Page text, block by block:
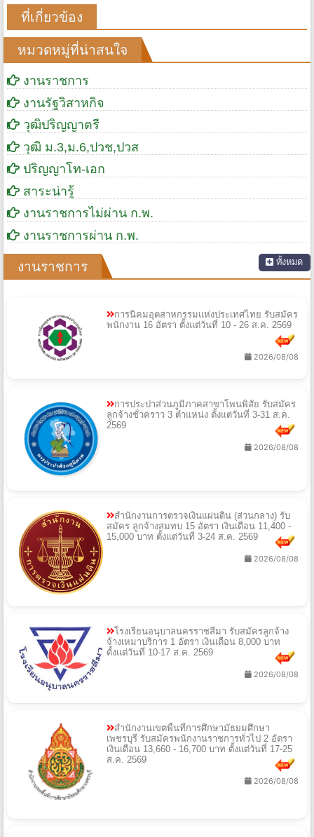
ที่เกี่ยวข้อง
หมวดหมู่ที่น่าสนใจ
งานราชการ
งานรัฐวิสาหกิจ
วุฒิปริญญาตรี
วุฒิ ม.3,ม.6,ปวช,ปวส
ปริญญาโท-เอก
สาระน่ารู้
งานราชการไม่ผ่าน ก.พ.
งานราชการผ่าน ก.พ.
งานราชการ ทั้งหมด
การนิคมอุตสาหกรรมแห่งประเทศไทย รับสมัคร
พนักงาน 16 อัตรา ตั้งแต่วันที่ 10 - 26 ส.ค. 2569
2026/08/08
การประปาส่วนภูมิภาคสาขาโพนพิสัย รับสมัคร
ลูกจ้างชั่วคราว 3 ตำแหน่ง ตั้งแต่วันที่ 3-31 ส.ค.
2569
2026/08/08
สำนักงานการตรวจเงินแผ่นดิน (ส่วนกลาง) รับ
สมัคร ลูกจ้างสมทบ 15 อัตรา เงินเดือน 11,400 -
15,000 บาท ตั้งแต่วันที่ 3-24 ส.ค. 2569
2026/08/08
โรงเรียนอนุบาลนครราชสีมา รับสมัครลูกจ้าง
จ้างเหมาบริการ 1 อัตรา เงินเดือน 8,000 บาท
ตั้งแต่วันที่ 10-17 ส.ค. 2569
2026/08/08
สำนักงานเขตพื้นที่การศึกษามัธยมศึกษา
เพชรบุรี รับสมัครพนักงานราชการทั่วไป 2 อัตรา
เงินเดือน 13,660 - 16,700 บาท ตั้งแต่วันที่ 17-25
ส.ค. 2569
2026/08/08